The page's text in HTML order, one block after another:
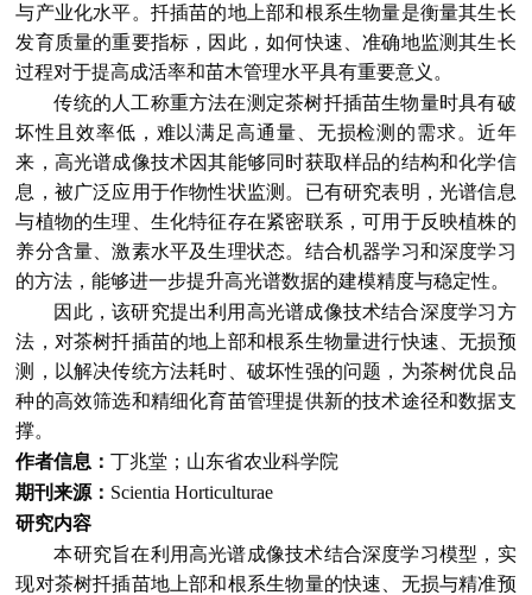
与产业化水平。扦插苗的地上部和根系生物量是衡量其生长
发育质量的重要指标，因此，如何快速、准确地监测其生长
过程对于提高成活率和苗木管理水平具有重要意义。
传统的人工称重方法在测定茶树扦插苗生物量时具有破
坏性且效率低，难以满足高通量、无损检测的需求。近年
来，高光谱成像技术因其能够同时获取样品的结构和化学信
息，被广泛应用于作物性状监测。已有研究表明，光谱信息
与植物的生理、生化特征存在紧密联系，可用于反映植株的
养分含量、激素水平及生理状态。结合机器学习和深度学习
的方法，能够进一步提升高光谱数据的建模精度与稳定性。
因此，该研究提出利用高光谱成像技术结合深度学习方
法，对茶树扦插苗的地上部和根系生物量进行快速、无损预
测，以解决传统方法耗时、破坏性强的问题，为茶树优良品
种的高效筛选和精细化育苗管理提供新的技术途径和数据支
撑。
作者信息：丁兆堂；山东省农业科学院
期刊来源： Scientia Horticulturae
研究内容
本研究旨在利用高光谱成像技术结合深度学习模型，实
现对茶树扦插苗地上部和根系生物量的快速、无损与精准预